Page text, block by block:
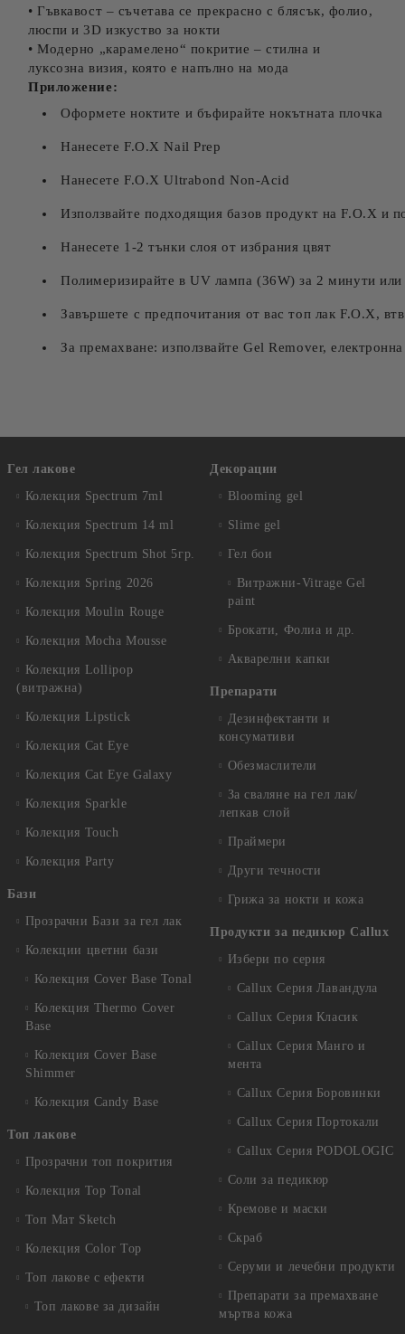
• Гъвкавост – съчетава се прекрасно с блясък, фолио,
люспи и 3D изкуство за нокти
• Модерно „карамелено“ покритие – стилна и
луксозна визия, която е напълно на мода
Приложение:
Оформете ноктите и бъфирайте нокътната плочка
Нанесете F.O.X Nail Prep
Нанесете F.O.X Ultrabond Non-Acid
Използвайте подходящия базов продукт на F.O.X и
Нанесете 1-2 тънки слоя от избрания цвят
Полимеризирайте в UV лампа (36W) за 2 минути
Завършете с предпочитания от вас топ лак F.O.X,
За премахване: използвайте Gel Remover,
Гел лакове
Колекция Spectrum 7ml
Колекция Spectrum 14 ml
Колекция Spectrum Shot 5гр.
Колекция Spring 2026
Колекция Moulin Rouge
Колекция Mocha Mousse
Колекция Lollipop
(витражна)
Колекция Lipstick
Колекция Cat Eye
Колекция Cat Eye Galaxy
Колекция Sparkle
Колекция Touch
Колекция Party
Бази
Прозрачни Бази за гел лак
Колекции цветни бази
Колекция Cover Base Tonal
Колекция Thermo Cover
Base
Колекция Cover Base
Shimmer
Колекция Candy Base
Топ лакове
Прозрачни топ покрития
Колекция Top Tonal
Топ Мат Sketch
Колекция Color Top
Топ лакове с ефекти
Топ лакове за дизайн
Декорации
Blooming gel
Slime gel
Гел бои
Витражни-Vitrage Gel
paint
Брокати, Фолиа и др.
Акварелни капки
Препарати
Дезинфектанти и
консумативи
Обезмаслители
За сваляне на гел лак/
лепкав слой
Праймери
Други течности
Грижа за нокти и кожа
Продукти за педикюр Callux
Избери по серия
Callux Серия Лавандула
Callux Серия Класик
Callux Серия Манго и
мента
Callux Серия Боровинки
Callux Серия Портокали
Callux Серия PODOLOGIC
Соли за педикюр
Кремове и маски
Скраб
Серуми и лечебни продукти
Препарати за премахване
мъртва кожа